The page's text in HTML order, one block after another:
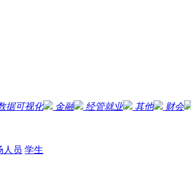
据可视化 金融 经管就业 其他 财会
人员 学生